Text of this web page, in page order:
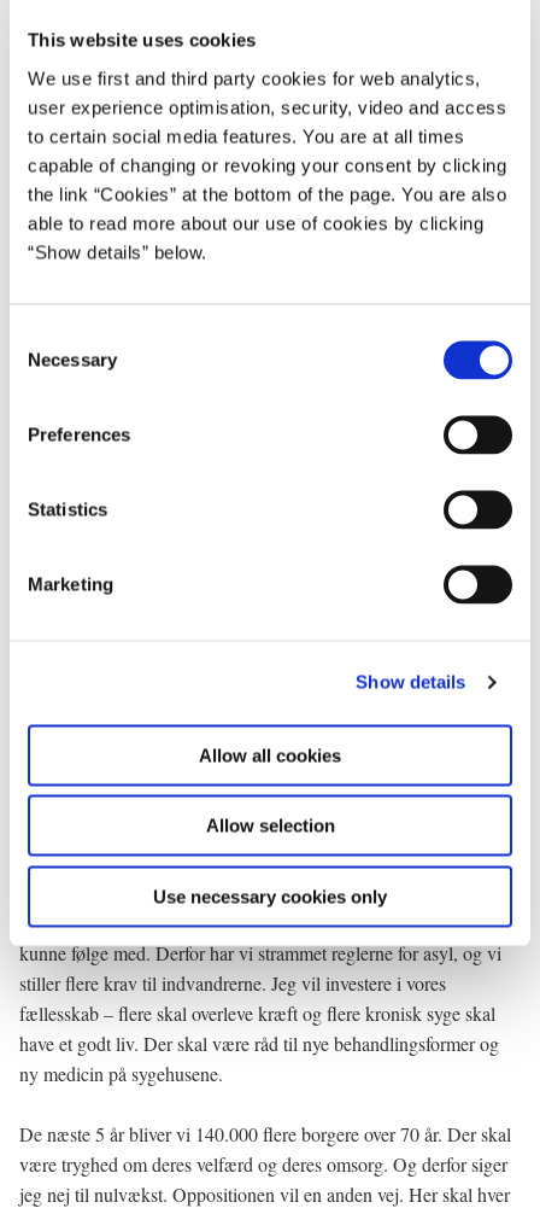
This website uses cookies
We use first and third party cookies for web analytics,
user experience optimisation, security, video and access
to certain social media features. You are at all times
capable of changing or revoking your consent by clicking
the link “Cookies” at the bottom of the page. You are also
able to read more about our use of cookies by clicking
“Show details” below.
Necessary
Preferences
Statistics
Marketing
Show details
Allow all cookies
Allow selection
Use necessary cookies only
Siden 2011 har vi brugt 14 milliarder kroner mere på at passe på
velfærden. Og der er kommet 7.000 flere medarbejdere i
sundhedsvæsenet.
I går fremlagde jeg sammen med økonomi- og
indenrigsministeren en klar økonomisk plan for Danmark, der
sikrer fortsatte reformer. Der sikrer, at vi holder styr på pengene.
De næste år vil regeringen bruge i gennemsnit 3 milliarder kroner
mere på velfærden hvert år. Det er i alt 39 milliarder kroner frem
mod år 2020. Det er ikke en gaveregn – langt fra. Men det er nok
er det vejkort, som Danmark har brug for. Derfor er det også det
rigtige tidspunkt at spørge danskerne, om vi skal holde fast i
kursen, eller om man skal vælge oppositionens eksperiment.
har fremgang og velstand, uden at vi sætter vores velfærd og
mig, vil jeg fortsætte den kurs, som har skabt resultater. En kurs,
der betyder 120.000 nye private arbejdspladser de næste år.
Jeg vil have hele Danmark med. Væksten skal komme alle til
gode. Jeg vil behandle flygtninge rimeligt. Men vi skal også
kunne følge med. Derfor har vi strammet reglerne for asyl, og vi
stiller flere krav til indvandrerne. Jeg vil investere i vores
fællesskab – flere skal overleve kræft og flere kronisk syge skal
have et godt liv. Der skal være råd til nye behandlingsformer og
ny medicin på sygehusene.
De næste 5 år bliver vi 140.000 flere borgere over 70 år. Der skal
være tryghed om deres velfærd og deres omsorg. Og derfor siger
jeg nej til nulvækst. Oppositionen vil en anden vej. Her skal hver